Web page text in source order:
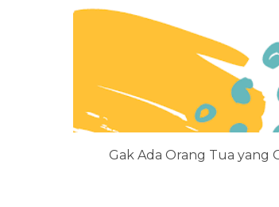
Gak Ada Orang Tua yang